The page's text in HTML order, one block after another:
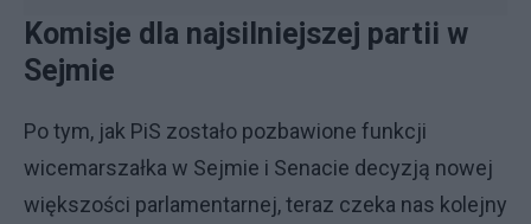
Komisje dla najsilniejszej partii w
Sejmie
Po tym, jak PiS zostało pozbawione funkcji
wicemarszałka w Sejmie i Senacie decyzją nowej
większości parlamentarnej, teraz czeka nas kolejny